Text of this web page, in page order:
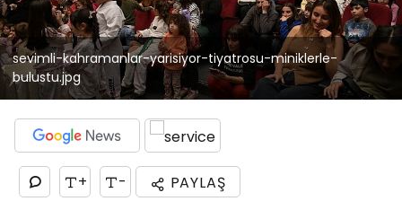
sevimli-kahramanlar-yarisiyor-tiyatrosu-miniklerle-
bulustu.jpg
+ - PAYLAŞ